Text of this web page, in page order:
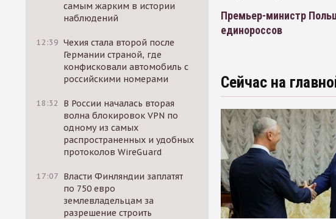
самым жарким в истории
наблюдений
12:39 Чехия стала второй после
Германии страной, где
конфисковали автомобиль с
российскими номерами
18:32
В России началась вторая
волна блокировок VPN по
одному из самых
распространенных и удобных
протоколов WireGuard
17:07 Власти Финляндии заплатят
по 750 евро
землевладельцам за
разрешение строить
Премьер-министр
единороссов
Сейчас на